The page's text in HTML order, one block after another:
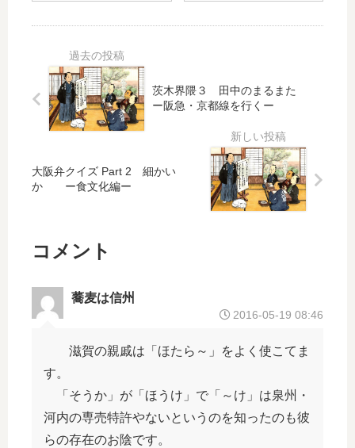
ー
大
阪
人
オ
ャ
ン
も
忘
レ
ズ
ー
ズ
rt 2
う
わ
～
！
ズ
っ
り
ー
語
茨木界隈３ 田中のまるまた
ー阪急・京都線を行くー
大阪弁クイズ Part 2 細かい
か ー食文化編ー
コメント
蕎麦は信州
2016-05-19 08:46
滋賀の親戚は「ほたら～」をよく使こてま
す。
「そうか」が「ほうけ」で「～け」は泉州・
河内の専売特許やないというのを知ったのも彼
らの存在のお陰です。